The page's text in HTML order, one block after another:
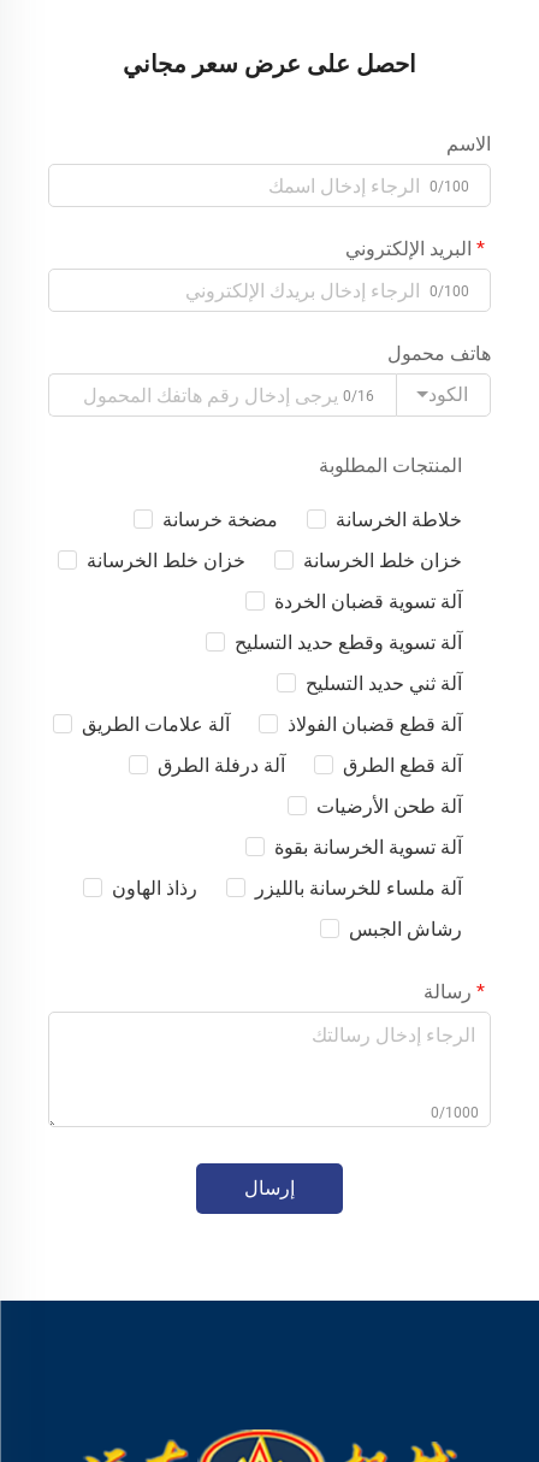
احصل على عرض سعر مجاني
الاسم
0/100
البريد الإلكتروني
0/100
هاتف محمول
الكود
0/16
المنتجات المطلوبة
خلاطة الخرسانة
مضخة خرسانة
خزان خلط الخرسانة
خزان خلط الخرسانة
آلة تسوية قضبان الخردة
آلة تسوية وقطع حديد التسليح
آلة ثني حديد التسليح
آلة قطع قضبان الفولاذ
آلة علامات الطريق
آلة قطع الطرق
آلة درفلة الطرق
آلة طحن الأرضيات
آلة تسوية الخرسانة بقوة
آلة ملساء للخرسانة بالليزر
رذاذ الهاون
رشاش الجبس
رسالة
0/1000
إرسال